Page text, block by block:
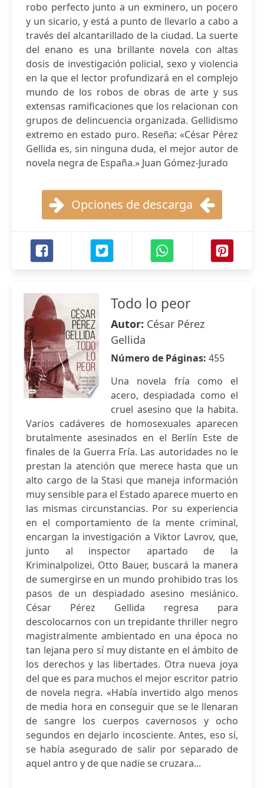
robo perfecto junto a un exminero, un pocero
y un sicario, y está a punto de llevarlo a cabo a
través del alcantarillado de la ciudad. La suerte
del enano es una brillante novela con altas
dosis de investigación policial, sexo y violencia
en la que el lector profundizará en el complejo
mundo de los robos de obras de arte y sus
extensas ramificaciones que los relacionan con
grupos de delincuencia organizada. Gellidismo
extremo en estado puro. Reseña: «César Pérez
Gellida es, sin ninguna duda, el mejor autor de
novela negra de España.» Juan Gómez-Jurado
Opciones de descarga
Todo lo peor
Autor: César Pérez
Gellida
Número de Páginas: 455
Una novela fría como el
acero, despiadada como el
cruel asesino que la habita.
Varios cadáveres de homosexuales aparecen
brutalmente asesinados en el Berlín Este de
finales de la Guerra Fría. Las autoridades no le
prestan la atención que merece hasta que un
alto cargo de la Stasi que maneja información
muy sensible para el Estado aparece muerto en
las mismas circunstancias. Por su experiencia
en el comportamiento de la mente criminal,
encargan la investigación a Viktor Lavrov, que,
junto al inspector apartado de la
Kriminalpolizei, Otto Bauer, buscará la manera
de sumergirse en un mundo prohibido tras los
pasos de un despiadado asesino mesiánico.
César Pérez Gellida regresa para
descolocarnos con un trepidante thriller negro
magistralmente ambientado en una época no
tan lejana pero sí muy distante en el ámbito de
los derechos y las libertades. Otra nueva joya
del que es para muchos el mejor escritor patrio
de novela negra. «Había invertido algo menos
de media hora en conseguir que se le llenaran
de sangre los cuerpos cavernosos y ocho
segundos en dejarlo incosciente. Antes, eso sí,
se había asegurado de salir por separado de
aquel antro y de que nadie se cruzara...